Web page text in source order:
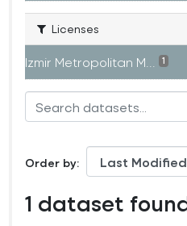
Licenses
Izmir Metropolitan M... 1
Order by
1 dataset